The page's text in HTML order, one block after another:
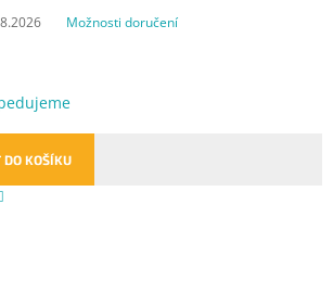
Možnosti doručení
DO KOŠÍKU